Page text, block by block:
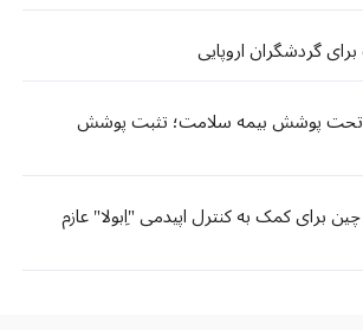
گردشگران اروپایی
تحت پوشش بیمه سلامت؛ تثبت پوشش
برای کمک به کنترل اپیدمی "اِبولا" عازم